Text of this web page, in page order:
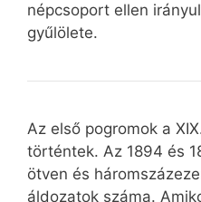
népcsoport ellen
gyűlölete.
Az első pogromok a
történtek. Az 1894 és
ötven és
áldozatok száma.